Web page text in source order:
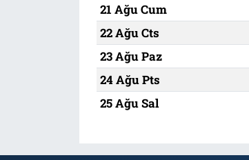
21 Ağu Cum
22 Ağu Cts
23 Ağu Paz
24 Ağu Pts
25 Ağu Sal